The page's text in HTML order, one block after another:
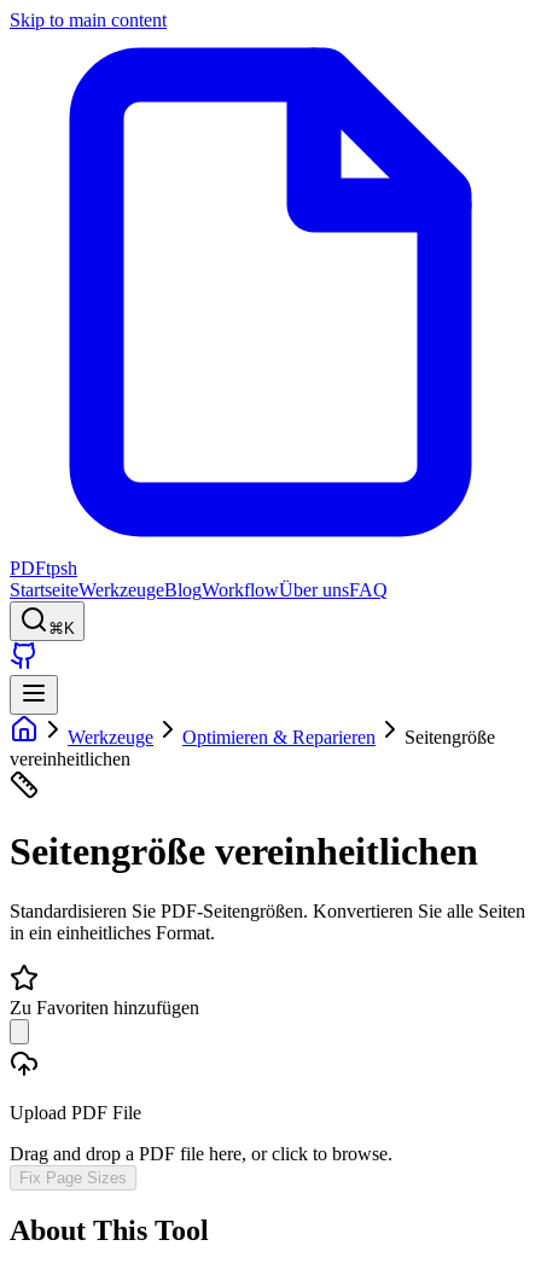
Skip to main content
PDFtpsh
StartseiteWerkzeugeBlogWorkflowÜber unsFAQ
⌘K
Werkzeuge Optimieren & Reparieren
Seitengröße
vereinheitlichen
Seitengröße vereinheitlichen
Standardisieren Sie PDF-Seitengrößen. Konvertieren Sie alle Seiten
in ein einheitliches Format.
Zu Favoriten hinzufügen
Upload PDF File
Drag and drop a PDF file here, or click to browse.
Fix Page Sizes
About This Tool